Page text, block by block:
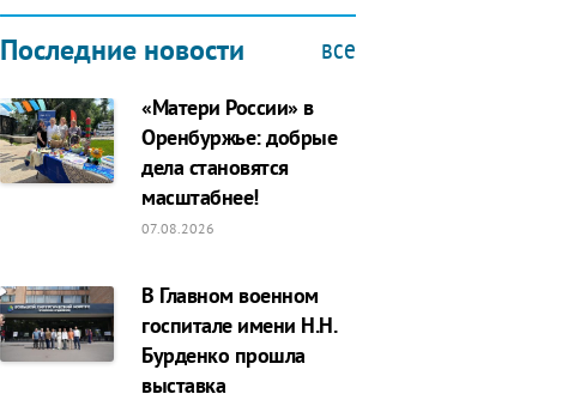
Последние новости все
«Матери России» в
Оренбуржье: добрые
дела становятся
масштабнее!
07.08.2026
В Главном военном
госпитале имени Н.Н.
Бурденко прошла
выставка